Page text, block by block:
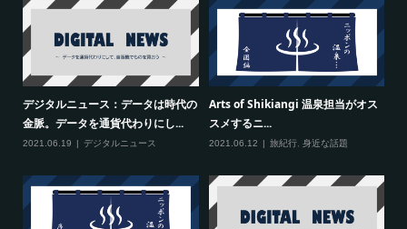
デジタルニュース：データは時代の
金脈。データを通貨代わりにし...
2021.06.19 デジタルニュース
Arts of Shikiangi 温泉担当がオス
スメするニ...
2021.06.12 旅紀行, 身近な話題